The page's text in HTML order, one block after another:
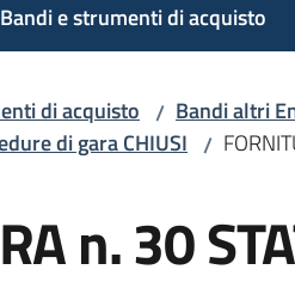
Bandi e strumenti di acquisto
di acquisto / Bandi altri
di gara CHIUSI /
n. 30